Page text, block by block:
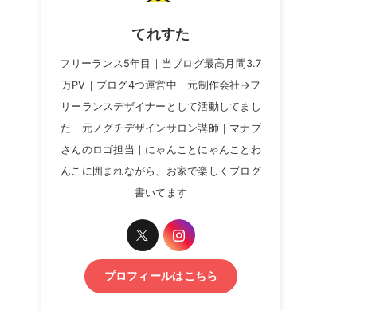
てれすた
フリーランス5年目｜当ブログ最高月間3.7
万PV｜ブログ4つ運営中｜元制作会社→フ
リーランスデザイナーとして活動してまし
た｜元ノグチデザインサロン講師｜マナブ
さんのロゴ担当｜にゃんことにゃんことわ
んこに囲まれながら、お家で楽しくブログ
書いてます
プロフィールはこちら